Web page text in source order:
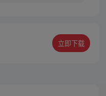
立即下载